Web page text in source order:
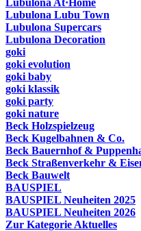
Lubulona At·Home
Lubulona Lubu Town
Lubulona Supercars
Lubulona Decoration
goki
goki evolution
goki baby
goki klassik
goki party
goki nature
Beck Holzspielzeug
Beck Kugelbahnen & Co.
Beck Bauernhof &
Beck Straßenverkehr &
Beck Bauwelt
BAUSPIEL
BAUSPIEL Neuheiten 2025
BAUSPIEL Neuheiten 2026
Zur Kategorie Aktuelles